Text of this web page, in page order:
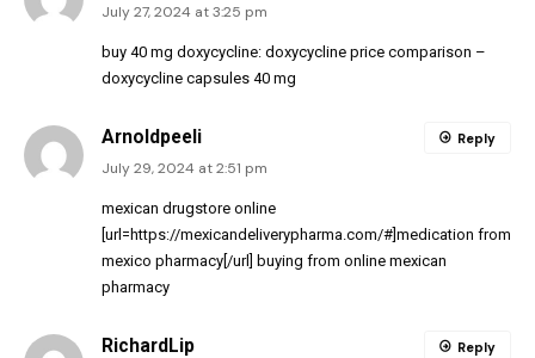
July 27, 2024 at 3:25 pm
buy 40 mg doxycycline: doxycycline price comparison –
doxycycline capsules 40 mg
Arnoldpeeli
July 29, 2024 at 2:51 pm
mexican drugstore online
[url=https://mexicandeliverypharma.com/#]medication from
mexico pharmacy[/url] buying from online mexican
pharmacy
Reply
RichardLip Reply